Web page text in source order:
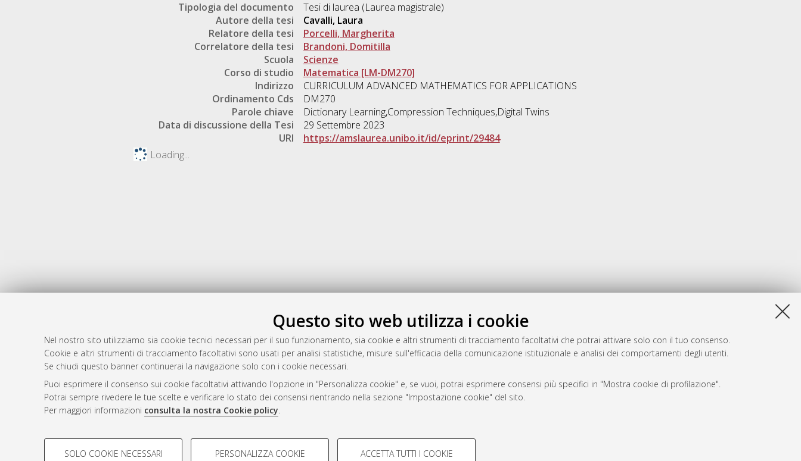
Questo sito web utilizza i cookie
Nel nostro sito utilizziamo sia cookie tecnici necessari per il suo funzionamento, sia cookie e altri strumenti di tracciamento facoltativi che potrai attivare solo con il tuo consenso.
Cookie e altri strumenti di tracciamento facoltativi sono usati per analisi statistiche, misure sull'efficacia della comunicazione istituzionale e analisi dei comportamenti degli utenti.
Se chiudi questo banner continuerai la navigazione solo con i cookie necessari.
Puoi esprimere il consenso sui cookie facoltativi attivando l'opzione in "Personalizza cookie" e, se vuoi, potrai esprimere consensi più specifici in "Mostra cookie di profilazione".
Potrai sempre rivedere le tue scelte e verificare lo stato dei consensi rientrando nella sezione "Impostazione cookie" del sito.
Per maggiori informazioni consulta la nostra Cookie policy.
COOKIE DI PROFILAZIONE - FACOLTATIVI COOKIE TECNICI - NECESSARI
SOLO COOKIE NECESSARI PERSONALIZZA COOKIE ACCETTA TUTTI I COOKIE
Tipologia del documento
Tesi di laurea (Laurea magistrale)
Autore della tesi
Cavalli, Laura
Relatore della tesi
Porcelli, Margherita
Correlatore della tesi
Brandoni, Domitilla
Scuola
Scienze
Corso di studio
Matematica [LM-DM270]
Indirizzo
CURRICULUM ADVANCED MATHEMATICS FOR APPLICATIONS
Ordinamento Cds
DM270
Parole chiave
Dictionary Learning,Compression Techniques,Digital Twins
Data di discussione della Tesi
29 Settembre 2023
URI
https://amslaurea.unibo.it/id/eprint/29484
Loading...
Gestione del documento:
Atom
Rss 1.0
Rss 2.0
AMS Laurea
Servizio implementato e gestito da
Impostazioni Cookie
Informativa sulla privacy
Condizioni d’uso del sito